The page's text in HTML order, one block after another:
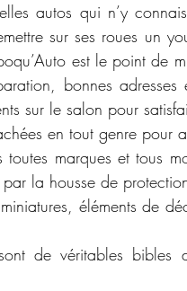
autos qui n’y
sur ses roues un
est le point de
bonnes
sur le salon pour
en tout genre pour
toutes marques et tous
la housse de
éléments de
de véritables bibles